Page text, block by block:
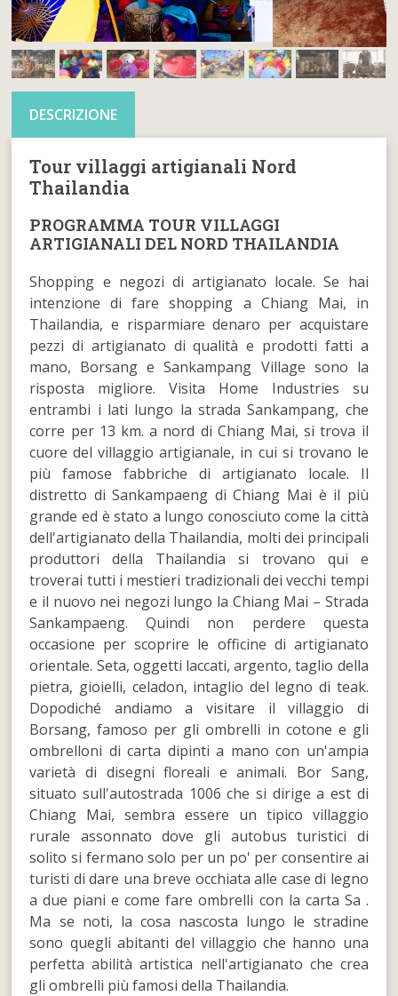
DESCRIZIONE
Tour villaggi artigianali Nord
Thailandia
PROGRAMMA TOUR VILLAGGI
ARTIGIANALI DEL NORD THAILANDIA
Shopping e negozi di artigianato locale. Se hai
intenzione di fare shopping a Chiang Mai, in
Thailandia, e risparmiare denaro per acquistare
pezzi di artigianato di qualità e prodotti fatti a
mano, Borsang e Sankampang Village sono la
risposta migliore. Visita Home Industries su
entrambi i lati lungo la strada Sankampang, che
corre per 13 km. a nord di Chiang Mai, si trova il
cuore del villaggio artigianale, in cui si trovano le
più famose fabbriche di artigianato locale. Il
distretto di Sankampaeng di Chiang Mai è il più
grande ed è stato a lungo conosciuto come la città
dell'artigianato della Thailandia, molti dei principali
produttori della Thailandia si trovano qui e
troverai tutti i mestieri tradizionali dei vecchi tempi
e il nuovo nei negozi lungo la Chiang Mai – Strada
Sankampaeng. Quindi non perdere questa
occasione per scoprire le officine di artigianato
orientale. Seta, oggetti laccati, argento, taglio della
pietra, gioielli, celadon, intaglio del legno di teak.
Dopodiché andiamo a visitare il villaggio di
Borsang, famoso per gli ombrelli in cotone e gli
ombrelloni di carta dipinti a mano con un'ampia
varietà di disegni floreali e animali. Bor Sang,
situato sull'autostrada 1006 che si dirige a est di
Chiang Mai, sembra essere un tipico villaggio
rurale assonnato dove gli autobus turistici di
solito si fermano solo per un po' per consentire ai
turisti di dare una breve occhiata alle case di legno
a due piani e come fare ombrelli con la carta Sa .
Ma se noti, la cosa nascosta lungo le stradine
sono quegli abitanti del villaggio che hanno una
perfetta abilità artistica nell'artigianato che crea
gli ombrelli più famosi della Thailandia.